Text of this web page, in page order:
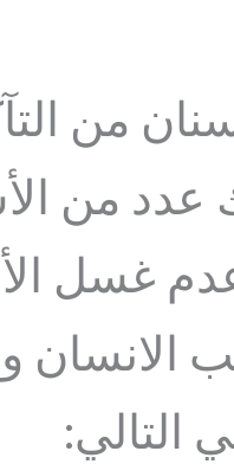
من
عدد من
عدم غسل
التالي: